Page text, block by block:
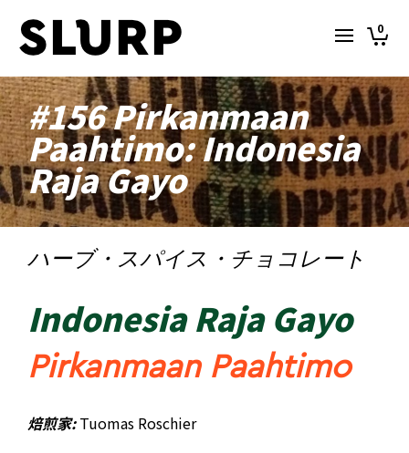
0
#156 Pirkanmaan
Paahtimo: Indonesia
Raja Gayo
ハーブ・スパイス・チョコレート
Indonesia Raja Gayo
Pirkanmaan Paahtimo
焙煎家:Tuomas Roschier